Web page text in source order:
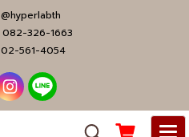
@hyperlabth
082-326-1663
02-561-4054